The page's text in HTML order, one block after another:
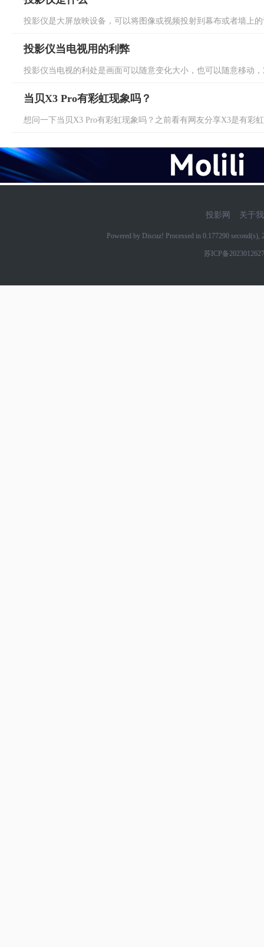
投影仪是大屏放映设备，可以将图像或视频投射到幕布或者墙上
投影仪当电视用的利弊
投影仪当电视的利处是画面可以随意变化大小，也可以随意移动
当贝X3 Pro有彩虹现象吗？
想问一下当贝X3 Pro有彩虹现象吗？之前看有网友分享X3是有彩
投影网 关于
Powered by Discuz! Processed in 0.177290
苏ICP备